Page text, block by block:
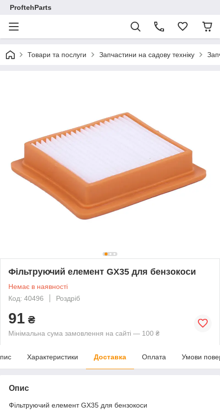
ProftehParts
Товари та послуги Запчастини на садову техніку
Фільтруючий елемент GX35 для бензокоси
Немає в наявності
Код: 40496
Роздріб
91 ₴
Мінімальна сума замовлення на сайті — 100 ₴
Характеристики Доставка Оплата Умови
Опис
Фільтруючий елемент GX35 для бензокоси